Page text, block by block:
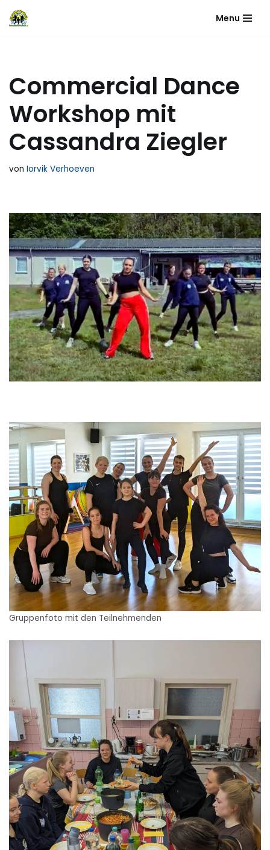
Menu
Commercial Dance
Workshop mit
Cassandra Ziegler
von Iorvik Verhoeven
Gruppenfoto mit den Teilnehmenden